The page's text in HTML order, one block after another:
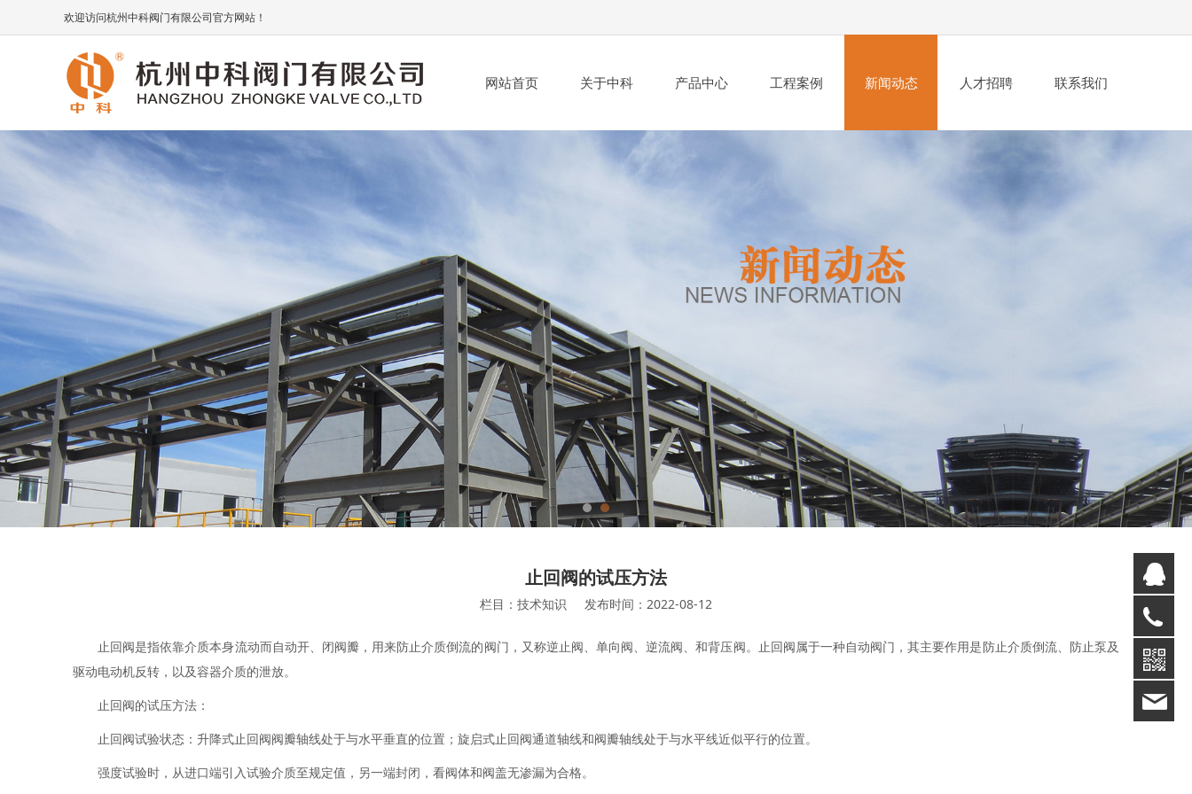
网站首页 关于中科 产品中心 工程案例 新闻动态 人才招聘 联系我们
止回阀的试压方法
栏目：技术知识 发布时间：2022-08-12
止回阀是指依靠介质本身流动而自动开、闭阀瓣，用来防止介质倒流的阀门，又称逆止阀、单向阀、逆流阀、和背压阀。止回阀属于一种自动阀门，其主要作用是防止介质倒流、防止泵及
驱动电动机反转，以及容器介质的泄放。
止回阀的试压方法：
止回阀试验状态：升降式止回阀阀瓣轴线处于与水平垂直的位置；旋启式止回阀通道轴线和阀瓣轴线处于与水平线近似平行的位置。
强度试验时，从进口端引入试验介质至规定值，另一端封闭，看阀体和阀盖无渗漏为合格。